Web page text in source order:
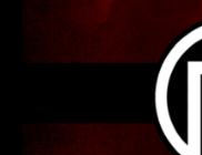
Skip to content